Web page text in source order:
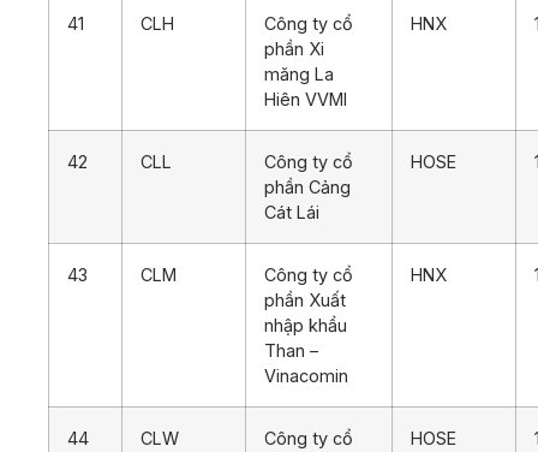
41 CLH
Công ty cổ
phần Xi
măng La
Hiên VVMI
HNX
42 CLL
Công ty cổ
phần Cảng
Cát Lái
HOSE
43 CLM
Công ty cổ
phần Xuất
nhập khẩu
Than –
Vinacomin
HNX
44 CLW
Công ty cổ
HOSE